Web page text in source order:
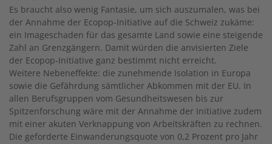
Es braucht also wenig Fantasie, um sich auszumalen, was bei
der Annahme der Ecopop-Initiative auf die Schweiz zu­käme:
ein Imageschaden für das gesamte Land sowie eine steigende
Zahl an Grenzgängern. Damit würden die anvisierten Ziele
der Ecopop-Initiative ganz bestimmt nicht erreicht.
Weitere Nebeneffekte: die zunehmende Isolation in Europa
sowie die Gefährdung sämtlicher Abkommen mit der EU. In
allen Berufsgruppen vom Gesundheits­wesen bis zur
Spitzenforschung wäre mit der Annahme der Initia­tive zudem
mit einer akuten Verknappung von Arbeitskräften zu rechnen.
Die geforderte Einwanderungsquote von 0,2 Prozent pro Jahr